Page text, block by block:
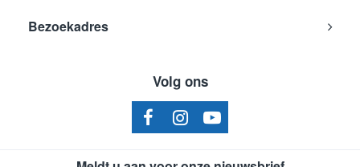
Bezoekadres
Volg ons